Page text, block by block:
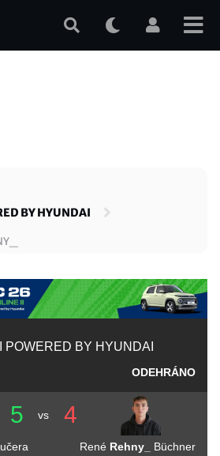
BY HYUNDAI
POWERED BY HYUNDAI
ODEHRÁNO
5 vs 4
René Rehny_ Büchner